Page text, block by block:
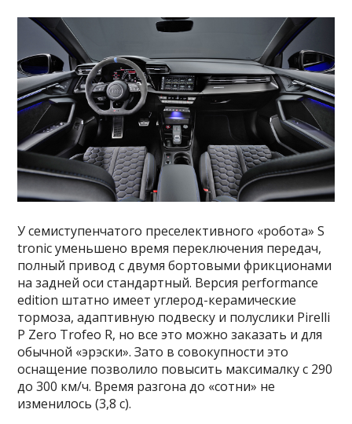
У семиступенчатого преселективного «робота» S
tronic уменьшено время переключения передач,
полный привод с двумя бортовыми фрикционами
на задней оси стандартный. Версия performance
edition штатно имеет углерод-керамические
тормоза, адаптивную подвеску и полуслики Pirelli
P Zero Trofeo R, но все это можно заказать и для
обычной «эрэски». Зато в совокупности это
оснащение позволило повысить максималку с 290
до 300 км/ч. Время разгона до «сотни» не
изменилось (3,8 с).